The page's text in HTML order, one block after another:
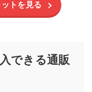
トを見る
できる通販